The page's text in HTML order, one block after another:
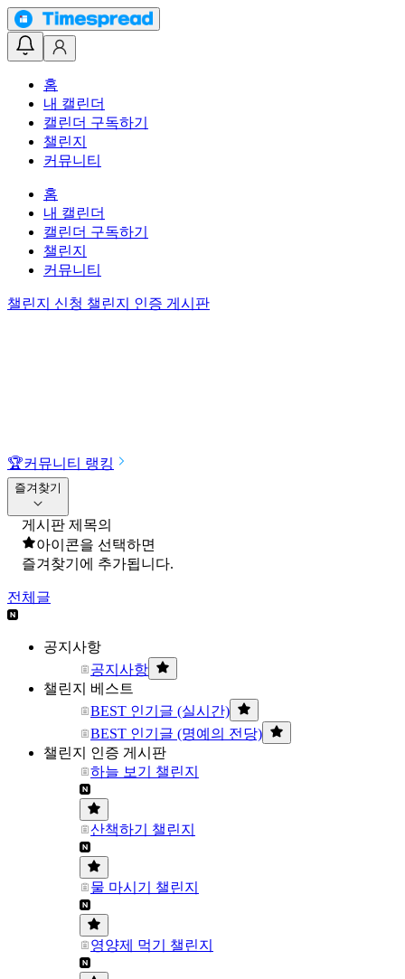
홈
내 캘린더
캘린더 구독하기
챌린지
커뮤니티
홈
내 캘린더
캘린더 구독하기
챌린지
커뮤니티
챌린지 신청 챌린지 인증 게시판
🏆커뮤니티 랭킹
즐겨찾기
게시판 제목의
아이콘을 선택하면
즐겨찾기에 추가됩니다.
전체글
공지사항
공지사항
챌린지 베스트
BEST 인기글 (실시간)
BEST 인기글 (명예의 전당)
챌린지 인증 게시판
하늘 보기 챌린지
산책하기 챌린지
물 마시기 챌린지
영양제 먹기 챌린지